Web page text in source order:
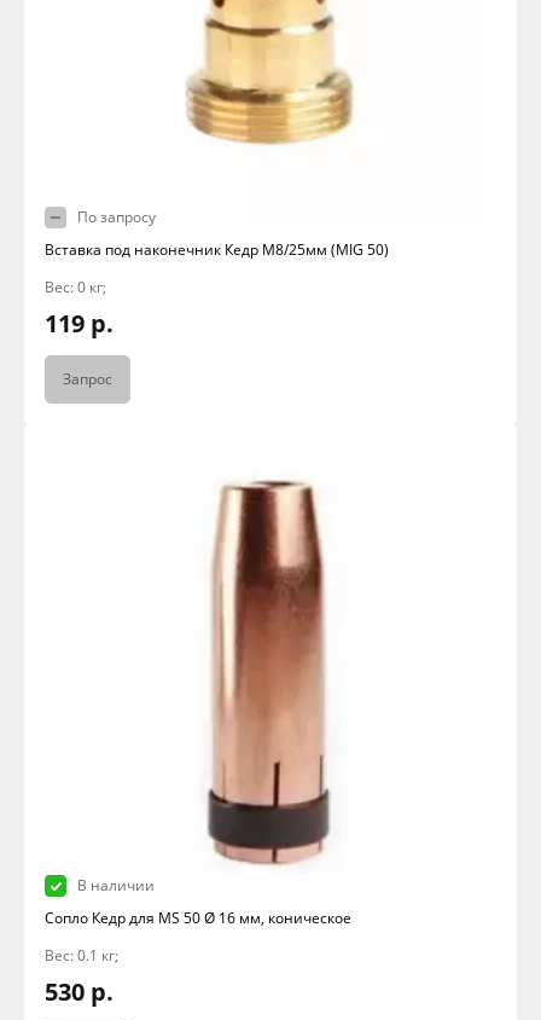
По запросу
Вставка под наконечник Кедр М8/25мм (MIG 50)
Вес: 0 кг;
119 р.
Запрос
В наличии
Сопло Кедр для MS 50 Ø 16 мм, коническое
Вес: 0.1 кг;
530 р.